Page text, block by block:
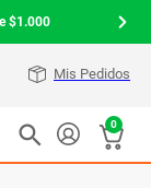
$1.000
Mis Pedidos
0